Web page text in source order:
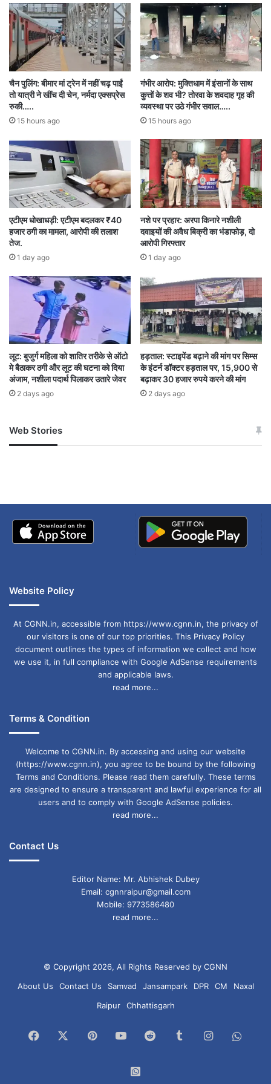
Big News Bilaspur CHHATISGARH
ED Raids Meenakshi Sales
चैन पुलिंग: बीमार मां ट्रेन में नहीं चढ़ पाईं
तो यात्री ने खींच दी चेन, नर्मदा एक्सप्रेस
रुकी…..
15 hours ago
गंभीर आरोप: मुक्तिधाम में इंसानों के साथ
कुत्तों के शव भी? तोरवा के शवदाह गृह की
व्यवस्था पर उठे गंभीर सवाल…..
15 hours ago
एटीएम धोखाधड़ी: एटीएम बदलकर ₹40
हजार ठगी का मामला, आरोपी की तलाश
तेज.
1 day ago
नशे पर प्रहार: अरपा किनारे नशीली
दवाइयों की अवैध बिक्री का भंडाफोड़, दो
आरोपी गिरफ्तार
1 day ago
लूट: बुजुर्ग महिला को शातिर तरीके से ऑटो
मे बैठाकर ठगी और लूट की घटना को दिया
अंजाम, नशीला पदार्थ पिलाकर उतारे जेवर
2 days ago
हड़ताल: स्टाइपेंड बढ़ाने की मांग पर सिम्स
के इंटर्न डॉक्टर हड़ताल पर, 15,900 से
बढ़ाकर 30 हजार रुपये करने की मांग
2 days ago
Web Stories
जम्मू-कश्मीर में बारिश से
अपडेट
खाई में धक्का… आरोपियों ने
Website Policy
At CGNN.in, accessible from https://www.cgnn.in, the privacy of
our visitors is one of our top priorities. This Privacy Policy
document outlines the types of information we collect and how
we use it, in full compliance with Google AdSense requirements
and applicable laws.
read more...
Terms & Condition
Welcome to CGNN.in. By accessing and using our website
(https://www.cgnn.in), you agree to be bound by the following
Terms and Conditions. Please read them carefully. These terms
are designed to ensure a transparent and lawful experience for all
users and to comply with Google AdSense policies.
read more...
Contact Us
Editor Name: Mr. Abhishek Dubey
Email: cgnnraipur@gmail.com
Mobile: 9773586480
read more...
© Copyright 2026, All Rights Reserved by CGNN
About Us
Contact Us Samvad Jansampark DPR CM
Naxal
Raipur
Chhattisgarh
Facebook PinterestYouTubeReddit TumblrInstagram